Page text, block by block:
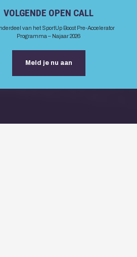
VOLGENDE OPEN CALL
van het SportUp Boost Pre-Accelerator
Programma – Najaar 2026
Meld je nu aan